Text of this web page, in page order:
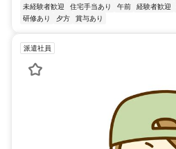
未経験者歓迎
住宅手当あり 午前 経験者歓迎
研修あり
夕方 賞与あり
派遣社員